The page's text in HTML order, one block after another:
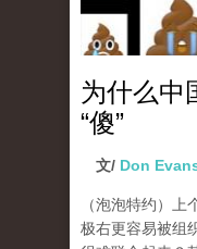
为什么中
“傻”
文/ Don
（泡泡特约）
上
极右更容易被组